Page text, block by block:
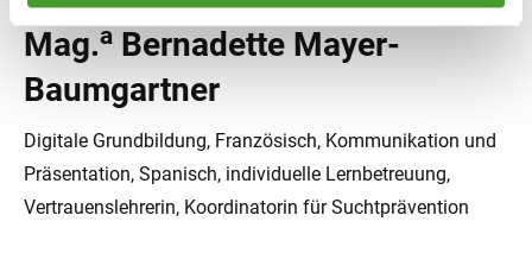
Mag.a Bernadette Mayer-
Baumgartner
Digitale Grundbildung, Französisch, Kommunikation und
Präsentation, Spanisch, individuelle Lernbetreuung,
Vertrauenslehrerin, Koordinatorin für Suchtprävention